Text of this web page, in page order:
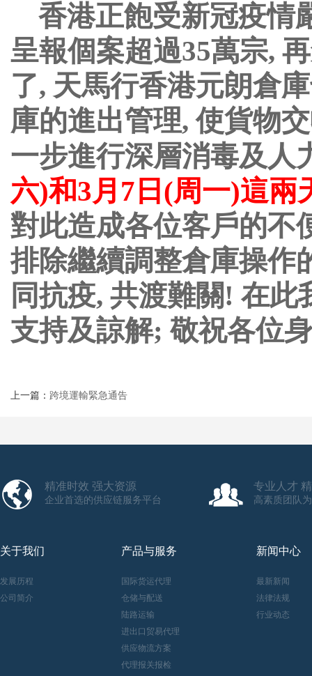
香港正飽受新冠疫情
呈報個案超過35萬宗,
了, 天馬行香港元朗倉
庫的進出管理,使貨物
一步進行深層消毒及人
六)和3月 7 日 (周一)這兩
對此造成各位客戶的不
排除繼續調整倉庫操作
同抗疫, 共渡難關! 在此
支持及諒解; 敬祝各位
上一篇： 跨境運輸緊急通告
精准时效 强大资源
企业首选的供应链服务平台
专业人才
高素质团队
关于我们
发展历程
公司简介
产品与服务
国际货运代理
仓储与配送
陆路运输
进出口贸易代理
供应物流方案
代理报关报检
新闻中心
最新新闻
法律法规
行业动态